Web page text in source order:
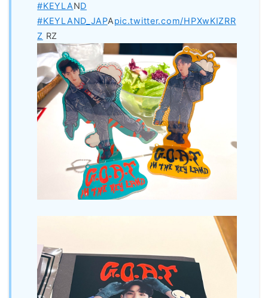
#KEYLAND
#KEYLAND_JAPApic.twitter.com/HPXwKIZRR
Z RZ